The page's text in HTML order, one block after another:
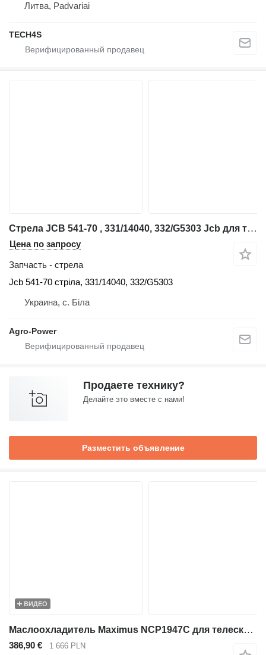
Литва, Padvariai
TECH4S
Стрела JCB 541-70 , 331/14040, 332/G5303 Jcb для телескопического погрузчика JCB 541
Цена по запросу
Запчасть - стрела
Jcb 541-70 стріла, 331/14040, 332/G5303
Украина, с. Біла
Agro-Power
Продаете технику?
Делайте это вместе с нами!
Разместить объявление
ВИДЕО
Маслоохладитель Maximus NCP1947C для телескопического погрузчика JCB 536-70 540-140 531-70 533-105 535-95 536-60 536-70 540-170 541-70 550-140
386,90 € 1 666 PLN